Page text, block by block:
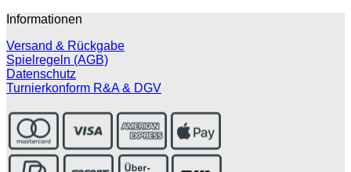
Informationen
Versand & Rückgabe
Spielregeln (AGB)
Datenschutz
Turnierkonform R&A & DGV